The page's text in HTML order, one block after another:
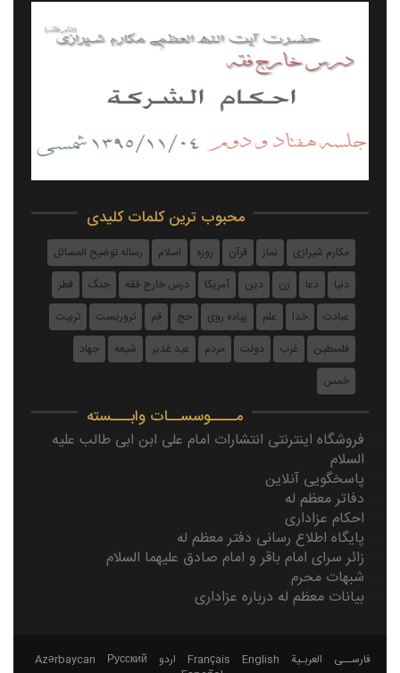
احکام شرکت - جلسه ۰۹۷ - ۹۵/۱۲/۱۶
محبوب ترین کلمات کلیدی
مکارم شیرازی نماز قرآن روزه اسلام
رساله توضیح المسائل
دنیا
دعا زن دین آمریکا درس خارج فقه جنگ
فطر
عبادت
خدا علم پیاده روی حج قم تروریست
تربیت
فلسطین
غرب دولت مردم عيد غدير شیعه
جهاد
خمس
مــــوسســات وابـــسته
فروشگاه اینترنتی انتشارات امام علی ابن ابی طالب علیه
السلام
پاسخگویی آنلاین
دفاتر معظم له
احکام عزاداری
پایگاه اطلاع رسانی دفتر معظم له
زائر سرای امام باقر و امام صادق علیهما السلام
شبهات محرم
بیانات معظم له درباره عزاداری
فارســی العربـیة English
Français اردو Русский
Azərbaycan